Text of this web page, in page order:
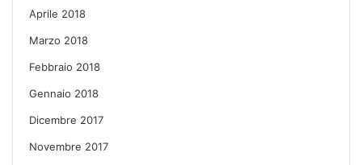
Aprile 2018
Marzo 2018
Febbraio 2018
Gennaio 2018
Dicembre 2017
Novembre 2017